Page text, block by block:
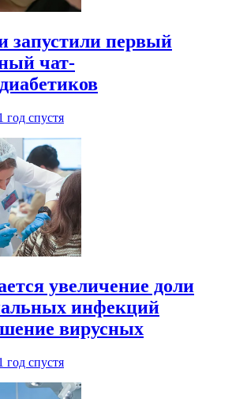
запустили первый
чат-
год спустя
увеличение доли
инфекций
вирусных
год спустя